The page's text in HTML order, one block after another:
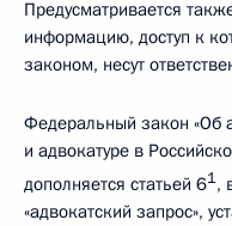
Предусматривается
информацию, доступ к
законом, несут
Федеральный закон «Об
и адвокатуре в
дополняется статьей 61,
«адвокатский запрос»,